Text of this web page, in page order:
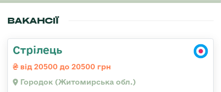
ВАКАНСІЇ
Стрілець
від 20500 до 20500 грн
Городок (Житомирська обл.)